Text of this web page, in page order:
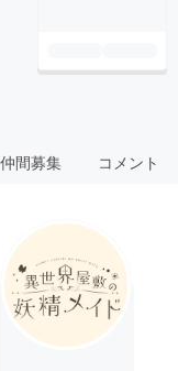
仲間募集 コメント